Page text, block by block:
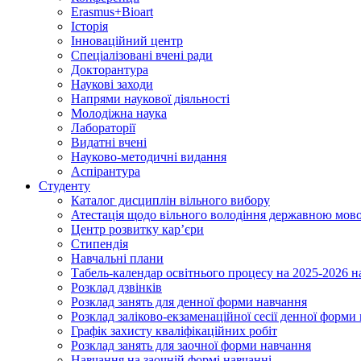
Erasmus+Bioart
Історія
Інноваційний центр
Спеціалізовані вчені ради
Докторантура
Наукові заходи
Напрями наукової діяльності
Молодіжна наука
Лабораторії
Видатні вчені
Науково-методичні видання
Аспірантура
Студенту
Каталог дисциплін вільного вибору
Атестація щодо вільного володіння державною
Центр розвитку кар’єри
Стипендія
Навчальні плани
Табель-календар освітнього процесу на 2025-2026
Розклад дзвінків
Розклад занять для денної форми навчання
Розклад заліково-екзаменаційної сесії денної
Графік захисту кваліфікаційних робіт
Розклад занять для заочної форми навчання